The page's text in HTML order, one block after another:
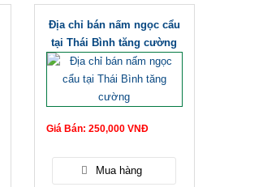
Địa chỉ bán nấm ngọc cẩu
tại Thái Bình tăng cường
Giá Bán: 250,000 VNĐ